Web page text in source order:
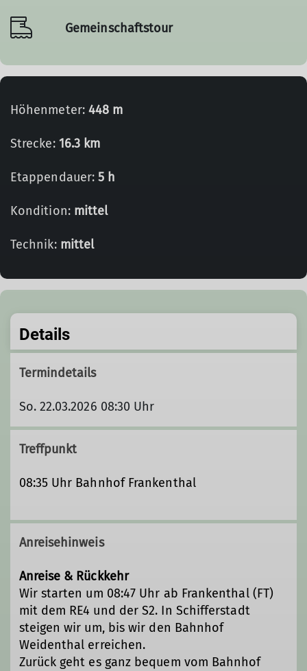
Gemeinschaftstour
Höhenmeter: 448 m
Strecke: 16.3 km
Etappendauer:5 h
Kondition: mittel
Technik: mittel
Details
Termindetails
So. 22.03.2026 08:30 Uhr
Treffpunkt
08:35 Uhr Bahnhof Frankenthal
Anreisehinweis
Anreise & Rückkehr
Wir starten um 08:47 Uhr ab Frankenthal (FT)
mit dem RE4 und der S2. In Schifferstadt
steigen wir um, bis wir den Bahnhof
Weidenthal erreichen.
Zurück geht es ganz bequem vom Bahnhof